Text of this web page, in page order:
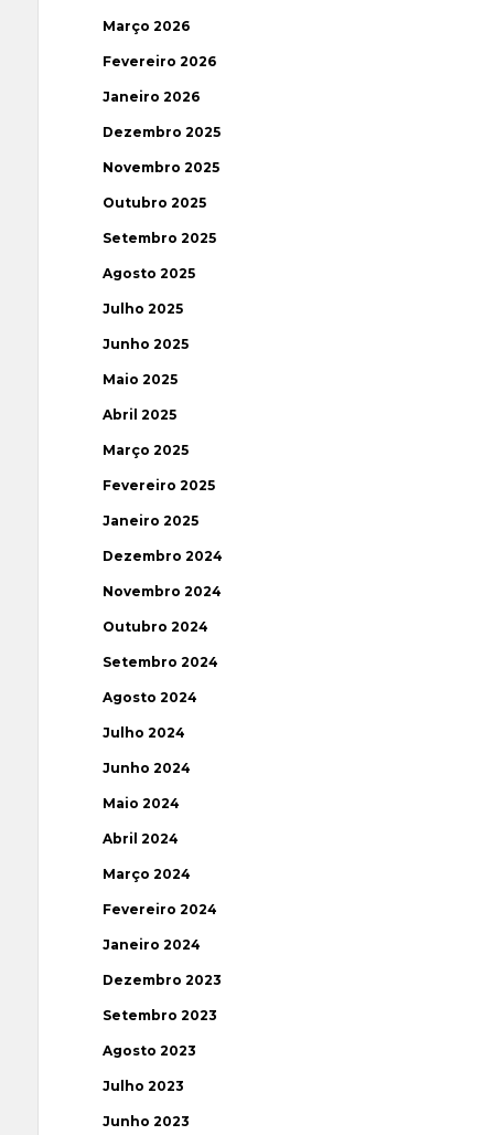
Março 2026
Fevereiro 2026
Janeiro 2026
Dezembro 2025
Novembro 2025
Outubro 2025
Setembro 2025
Agosto 2025
Julho 2025
Junho 2025
Maio 2025
Abril 2025
Março 2025
Fevereiro 2025
Janeiro 2025
Dezembro 2024
Novembro 2024
Outubro 2024
Setembro 2024
Agosto 2024
Julho 2024
Junho 2024
Maio 2024
Abril 2024
Março 2024
Fevereiro 2024
Janeiro 2024
Dezembro 2023
Setembro 2023
Agosto 2023
Julho 2023
Junho 2023